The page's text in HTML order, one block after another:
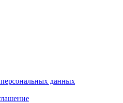
данных